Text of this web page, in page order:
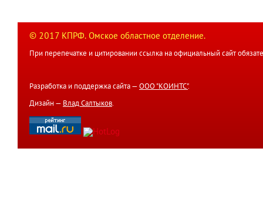
© 2017 КПРФ. Омское областное отделение.
При перепечатке и цитировании ссылка на официальный сайт
Разработка и поддержка сайта — ООО "КОИНТС".
Дизайн — Влад Салтыков.